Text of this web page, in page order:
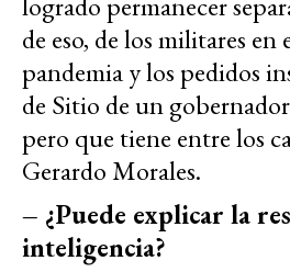
de eso, de los militares en
pandemia y los pedidos
de Sitio de un
pero que tiene entre los
Gerardo Morales.
– ¿Puede explicar la
inteligencia?